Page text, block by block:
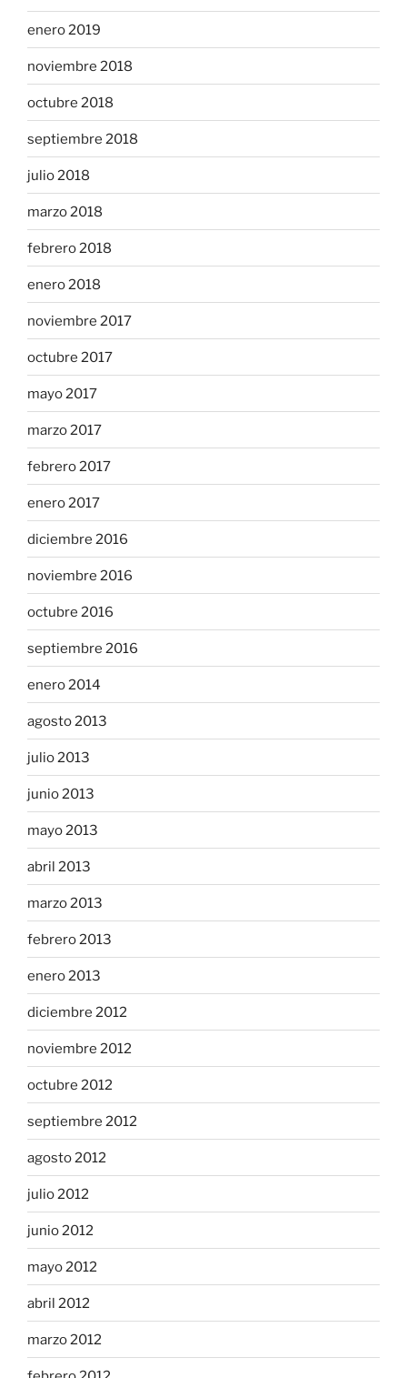
enero 2019
noviembre 2018
octubre 2018
septiembre 2018
julio 2018
marzo 2018
febrero 2018
enero 2018
noviembre 2017
octubre 2017
mayo 2017
marzo 2017
febrero 2017
enero 2017
diciembre 2016
noviembre 2016
octubre 2016
septiembre 2016
enero 2014
agosto 2013
julio 2013
junio 2013
mayo 2013
abril 2013
marzo 2013
febrero 2013
enero 2013
diciembre 2012
noviembre 2012
octubre 2012
septiembre 2012
agosto 2012
julio 2012
junio 2012
mayo 2012
abril 2012
marzo 2012